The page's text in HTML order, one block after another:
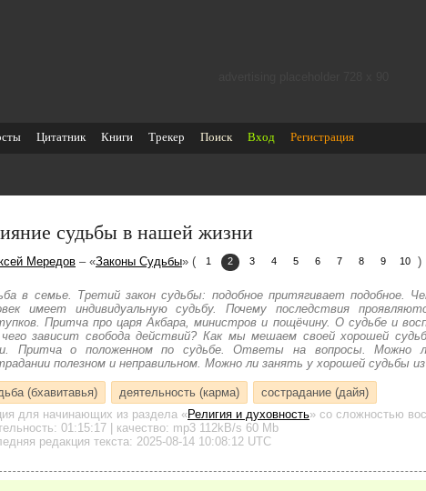
Цитатник Книги Трекер Поиск Вход Регистрация
судьбы в нашей жизни
Мередов – «Законы Судьбы» ( 1 2 3 4 5 6 7 8 9 10 )
в семье. Третий закон судьбы: подобное притягивает подобное.
имеет индивидуальную судьбу. Почему последствия
Притча про царя Акбара, министров и пощёчину. О судьбе и
зависит свобода действий? Как мы мешаем своей хорошей
Притча о положенном по судьбе. Ответы на вопросы. Можно
полезном и неправильном. Можно ли занять у хорошей судьбы
(бхавитавья) деятельность (карма)
сострадание (дайя)
для начинающих из раздела «Религия и духовность» со сложностью
01:15:17 | качество: mp3 112kB/s 60 Mb
редакция текста: 2025-08-14 10:08:12 UTC